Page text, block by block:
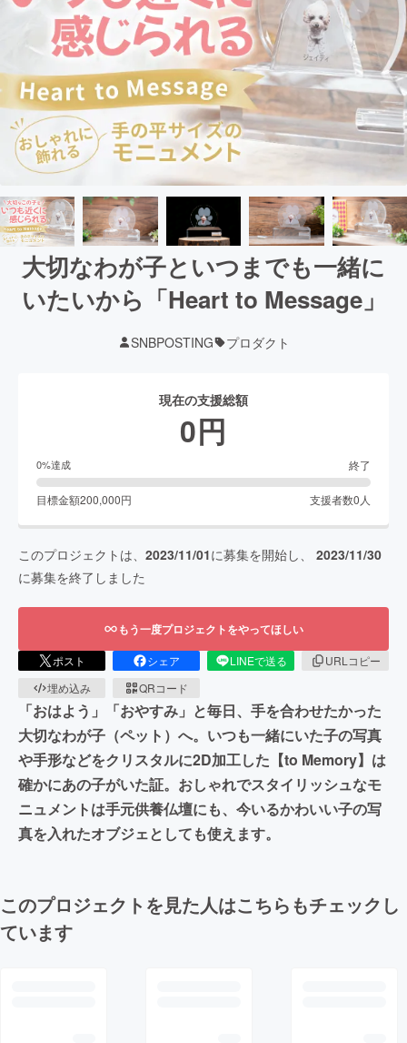
大切なわが子といつまでも一緒に
いたいから「Heart to Message」
SNBPOSTING プロダクト
現在の支援総額
0円
0%達成 終了
目標金額200,000円 支援者数0 人
このプロジェクトは、 2023/11/01に募集を開始し、 2023/11/30
に募集を終了しました
もう一度プロジェクトをやってほしい
ポスト シェア LINEで送る
URLコピー
埋め込み
QRコード
「おはよう」「おやすみ」と毎日、手を合わせたかった
大切なわが子（ペット）へ。いつも一緒にいた子の写真
や手形などをクリスタルに2D加工した【to Memory】は
確かにあの子がいた証。おしゃれでスタイリッシュなモ
ニュメントは手元供養仏壇にも、今いるかわいい子の写
真を入れたオブジェとしても使えます。
このプロジェクトを見た人はこちらもチェックし
ています